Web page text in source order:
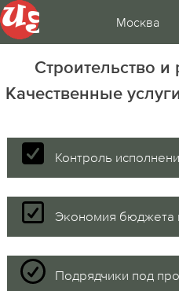
Москва
Строительство
Качественные
Контроль
Экономия бюджета
Подрядчики под